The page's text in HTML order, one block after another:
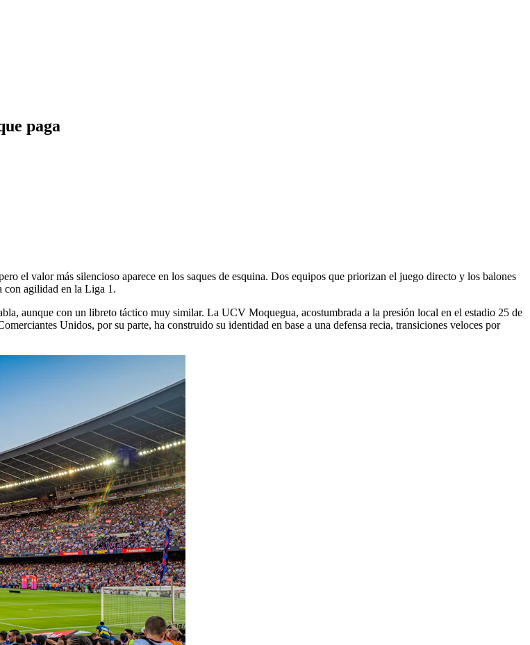
paga
el valor más silencioso aparece en los saques de esquina. Dos equipos que priorizan el juego directo y los balones
con agilidad en la Liga 1.
aunque con un libreto táctico muy similar. La UCV Moquegua, acostumbrada a la presión local en el estadio 25 de
Unidos, por su parte, ha construido su identidad en base a una defensa recia, transiciones veloces por